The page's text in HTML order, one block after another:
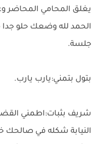
يغلق المحامي المحاضر
الحمد لله وضعك حلو
جلسة.
بتول بتمني:يارب يارب.
شريف بثبات:اطمني
النيابة شكله في صالحك